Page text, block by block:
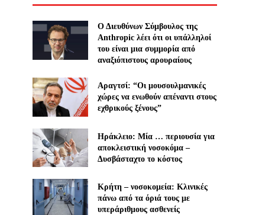
Ο Διευθύνων Σύμβουλος της
Anthropic λέει ότι οι υπάλληλοί
του είναι μια συμμορία από
αναξιόπιστους αρουραίους
Αραγτσί: “Οι μουσουλμανικές
χώρες να ενωθούν απέναντι στους
εχθρικούς ξένους”
Ηράκλειο: Μία … περιουσία για
αποκλειστική νοσοκόμα –
Δυσβάσταχτο το κόστος
Κρήτη – νοσοκομεία: Κλινικές
πάνω από τα όριά τους με
υπεράριθμους ασθενείς